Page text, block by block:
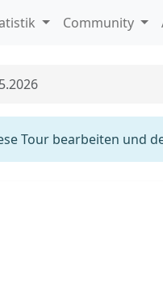
Community
Tour bearbeiten und